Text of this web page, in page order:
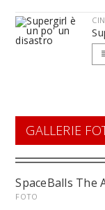
GALLERIE
SpaceBalls The
FOTO